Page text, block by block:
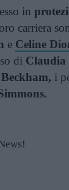
in
carriera
e Celine
di Claudia
i